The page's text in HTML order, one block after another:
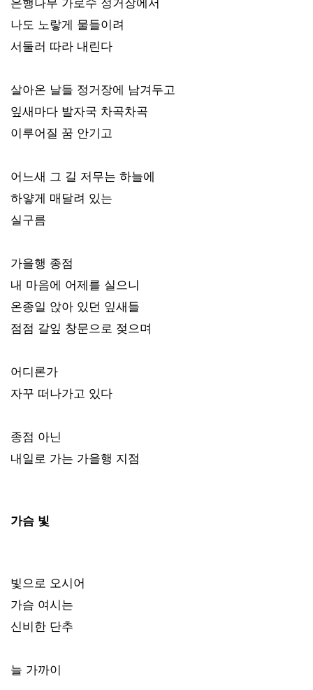
나도 노랗게 물들이려
서둘러 따라 내린다
살아온 날들 정거장에 남겨두고
잎새마다 발자국 차곡차곡
이루어질 꿈 안기고
어느새 그 길 저무는 하늘에
하얗게 매달려 있는
실구름
가을행 종점
내 마음에 어제를 실으니
온종일 앉아 있던 잎새들
점점 갈잎 창문으로 젖으며
어디론가
자꾸 떠나가고 있다
종점 아닌
내일로 가는 가을행 지점
가슴 빛
빛으로 오시어
가슴 여시는
신비한 단추
늘 가까이